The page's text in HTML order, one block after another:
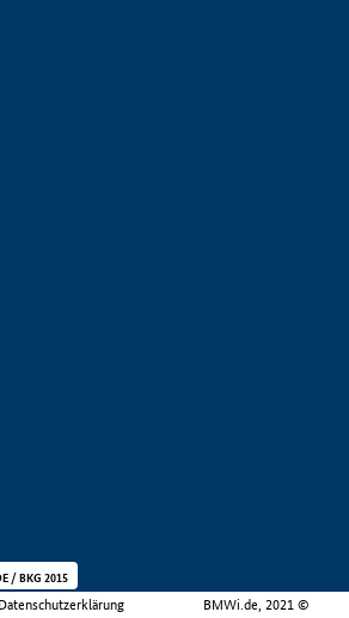
Datenschutzerklärung BMWi.de, 2021 ©
/ BKG 2015